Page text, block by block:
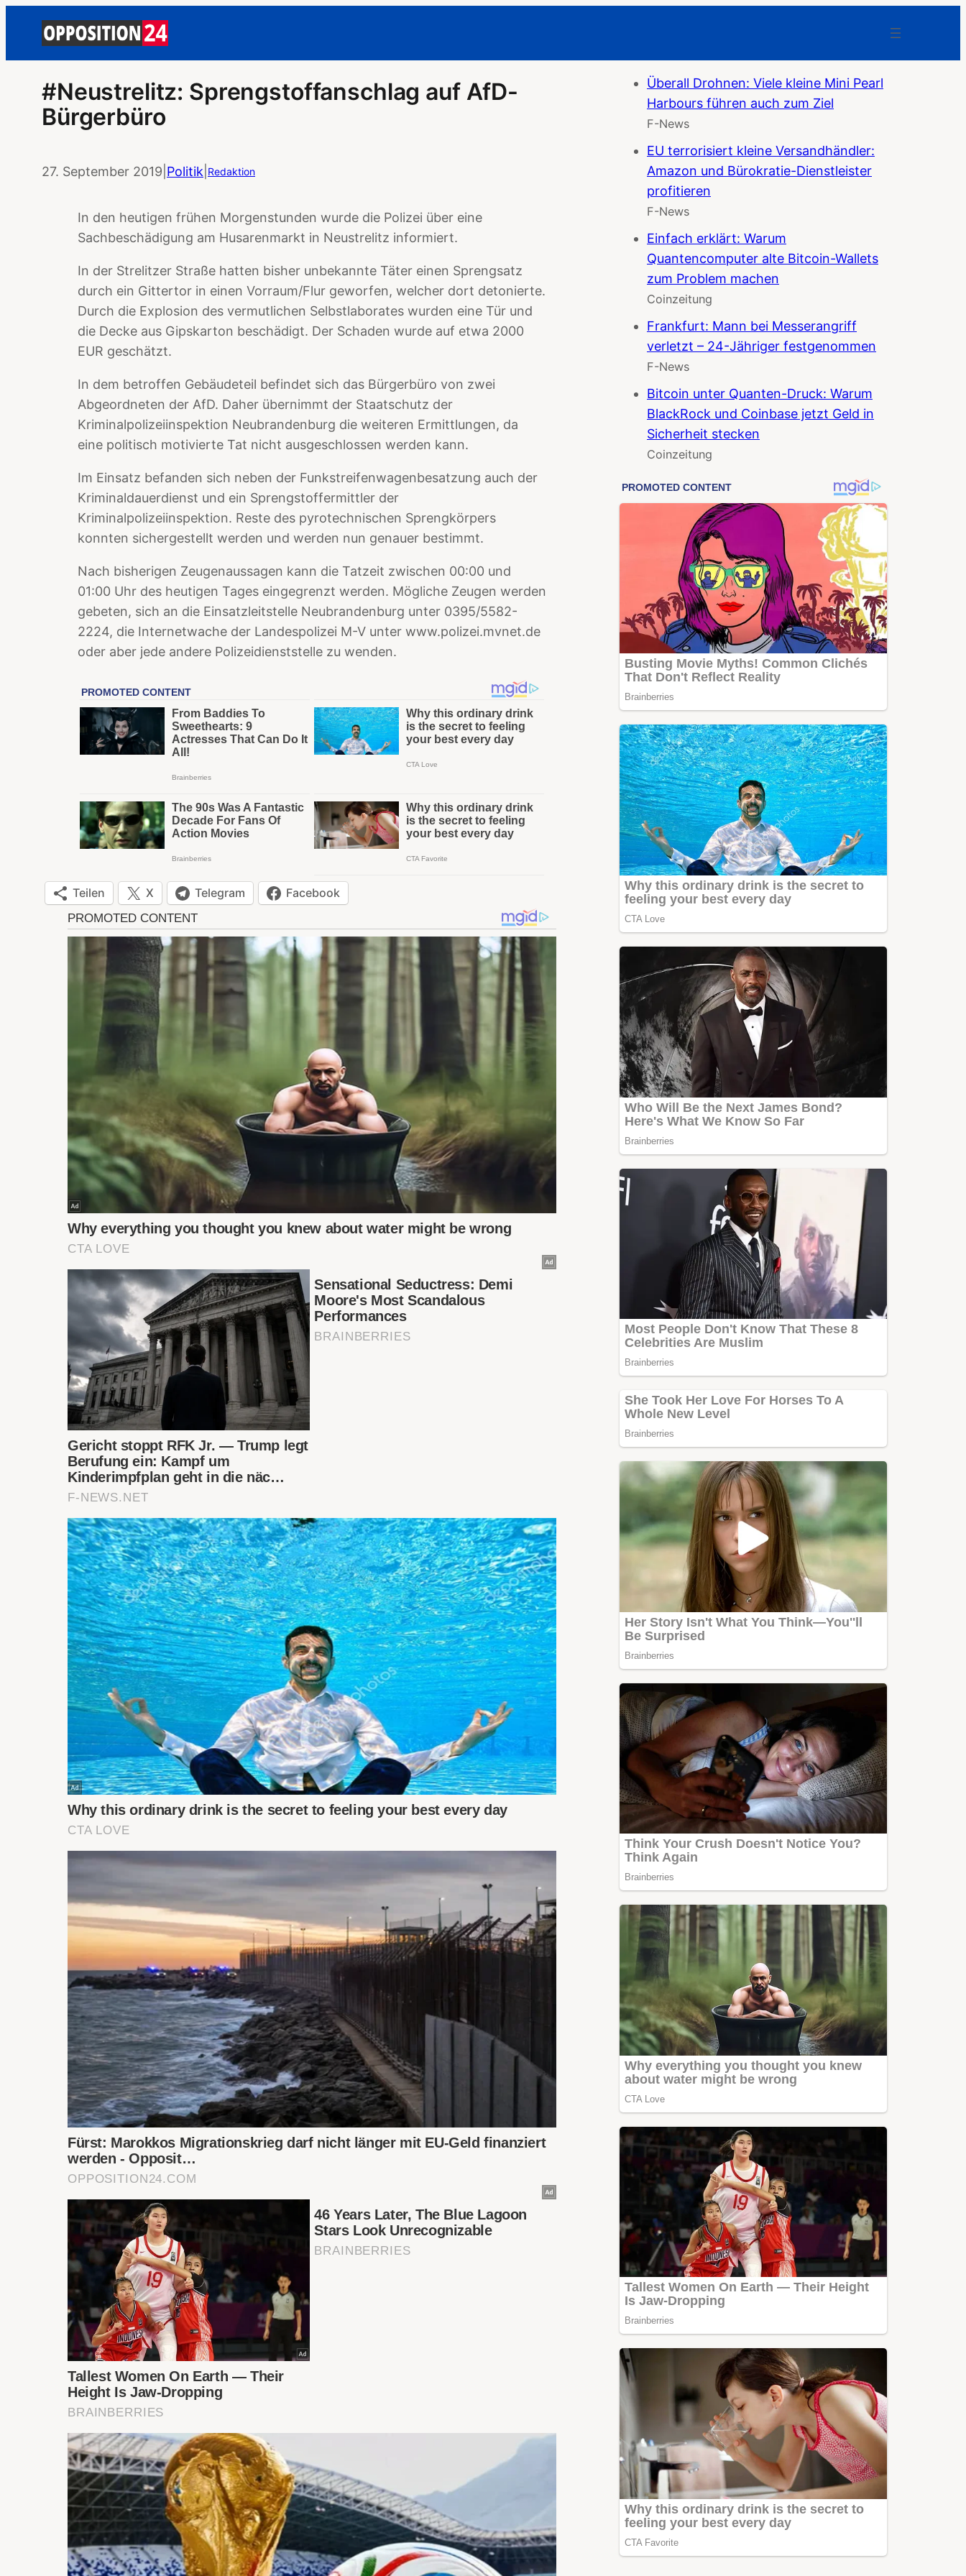
#Neustrelitz: Sprengstoffanschlag auf AfD-
Bürgerbüro
27. September 2019 Politik Redaktion
In den heutigen frühen Morgenstunden wurde die Polizei über eine
Sachbeschädigung am Husarenmarkt in Neustrelitz informiert.
In der Strelitzer Straße hatten bisher unbekannte Täter einen Sprengsatz
durch ein Gittertor in einen Vorraum/Flur geworfen, welcher dort detonierte.
Durch die Explosion des vermutlichen Selbstlaborates wurden eine Tür und
die Decke aus Gipskarton beschädigt. Der Schaden wurde auf etwa 2000
EUR geschätzt.
In dem betroffen Gebäudeteil befindet sich das Bürgerbüro von zwei
Abgeordneten der AfD. Daher übernimmt der Staatschutz der
Kriminalpolizeiinspektion Neubrandenburg die weiteren Ermittlungen, da
eine politisch motivierte Tat nicht ausgeschlossen werden kann.
Im Einsatz befanden sich neben der Funkstreifenwagenbesatzung auch der
Kriminaldauerdienst und ein Sprengstoffermittler der
Kriminalpolizeiinspektion. Reste des pyrotechnischen Sprengkörpers
konnten sichergestellt werden und werden nun genauer bestimmt.
Nach bisherigen Zeugenaussagen kann die Tatzeit zwischen 00:00 und
01:00 Uhr des heutigen Tages eingegrenzt werden. Mögliche Zeugen werden
gebeten, sich an die Einsatzleitstelle Neubrandenburg unter 0395/5582-
2224, die Internetwache der Landespolizei M-V unter www.polizei.mvnet.de
oder aber jede andere Polizeidienststelle zu wenden.
Teilen X Telegram Facebook
Überall Drohnen: Viele kleine Mini Pearl
Harbours führen auch zum Ziel
F-News
EU terrorisiert kleine Versandhändler:
Amazon und Bürokratie-Dienstleister
profitieren
F-News
Einfach erklärt: Warum
Quantencomputer alte Bitcoin-Wallets
zum Problem machen
Coinzeitung
Frankfurt: Mann bei Messerangriff
verletzt – 24-Jähriger festgenommen
F-News
Bitcoin unter Quanten-Druck: Warum
BlackRock und Coinbase jetzt Geld in
Sicherheit stecken
Coinzeitung